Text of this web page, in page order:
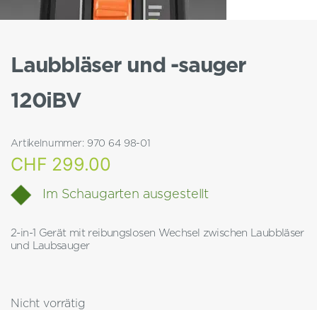
Laubbläser und -sauger
120iBV
Artikelnummer: 970 64 98-01
CHF 299.00
Im Schaugarten ausgestellt
2-in-1 Gerät mit reibungslosen Wechsel zwischen Laubbläser
und Laubsauger
Nicht vorrätig